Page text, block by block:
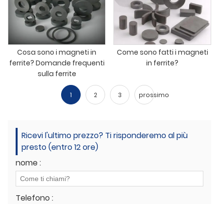
Cosa sono i magneti in
ferrite? Domande frequenti
sulla ferrite
Come sono fatti i magneti
in ferrite?
1 2 3 prossimo
Ricevi l'ultimo prezzo? Ti risponderemo al più
presto (entro 12 ore)
nome :
Telefono :